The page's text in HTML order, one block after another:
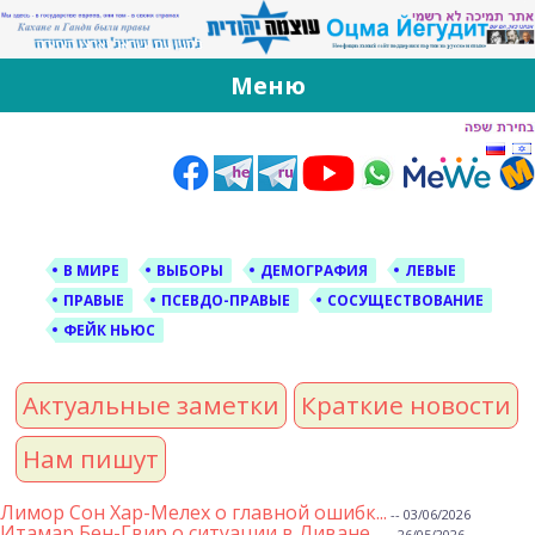
За Оцма Йегудит
עוצמה יהודית ברוסית ובעברית
Меню
В МИРЕ ВЫБОРЫ ДЕМОГРАФИЯ
ЛЕВЫЕ
ПРАВЫЕ
ПСЕВДО-ПРАВЫЕ
СОСУЩЕСТВОВАНИЕ
ФЕЙК НЬЮС
Актуальные заметки
Краткие новости
Нам пишут
Лимор Сон Хар-Мелех о главной ошибк... -- 03/06/2026